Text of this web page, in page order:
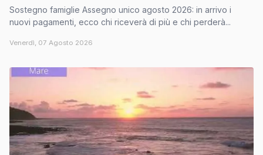
Sostegno famiglie Assegno unico agosto 2026: in arrivo i
nuovi pagamenti, ecco chi riceverà di più e chi perderà...
Venerdì, 07 Agosto 2026